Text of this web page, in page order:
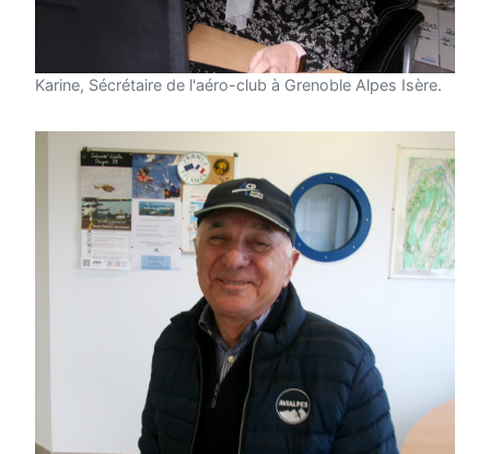
Karine, Sécrétaire de l'aéro-club à Grenoble Alpes Isère.